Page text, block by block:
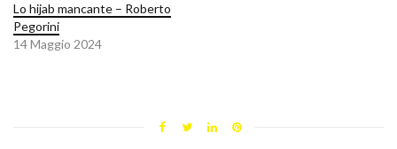
Lo hijab mancante – Roberto
Pegorini
14 Maggio 2024